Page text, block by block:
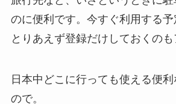
のに便利です。今すぐ利用する予
とりあえず登録だけしておくのも
日本中どこに行っても使える便
ので。